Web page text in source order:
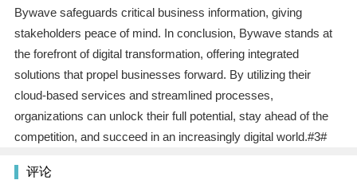
Bywave safeguards critical business information, giving
stakeholders peace of mind. In conclusion, Bywave stands at
the forefront of digital transformation, offering integrated
solutions that propel businesses forward. By utilizing their
cloud-based services and streamlined processes,
organizations can unlock their full potential, stay ahead of the
competition, and succeed in an increasingly digital world.#3#
评论